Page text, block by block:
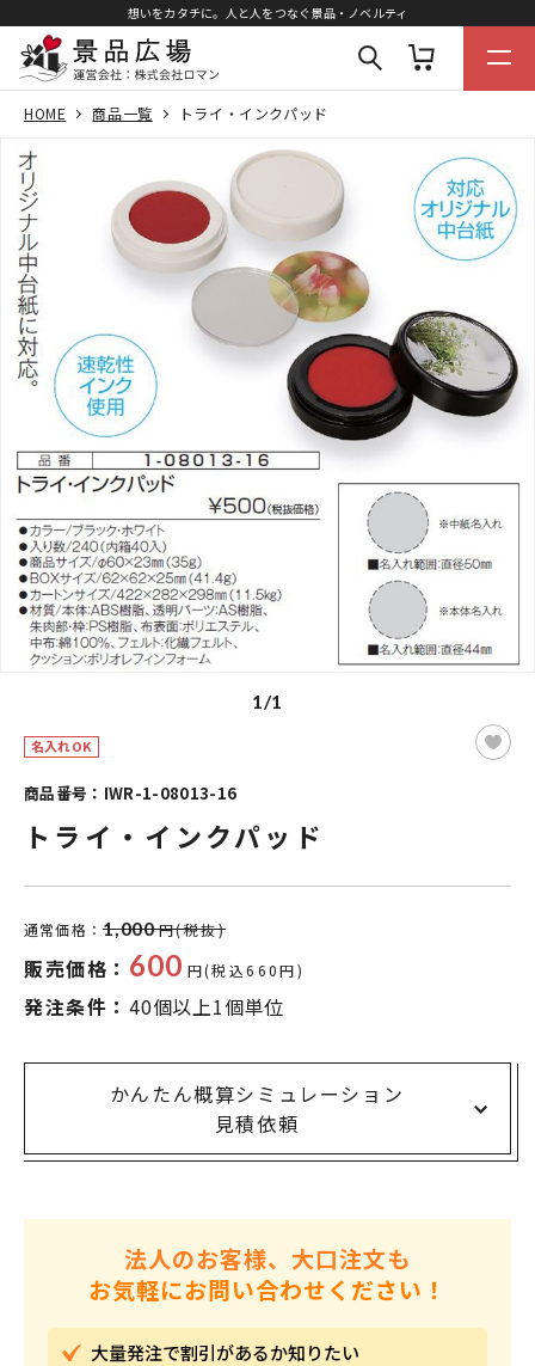
想いをカタチに。人と人をつなぐ景品・ノベルティ
HOME 商品一覧 トライ・インクパッド
1/1
名入れOK
商品番号：IWR-1-08013-16
トライ・インクパッド
通常価格： 1,000円(税抜)
販売価格： 600 円(税込660円)
発注条件： 40個以上1個単位
かんたん概算シミュレーション
見積依頼
法人のお客様、大口注文も
お気軽にお問い合わせください！
大量発注で割引があるか知りたい